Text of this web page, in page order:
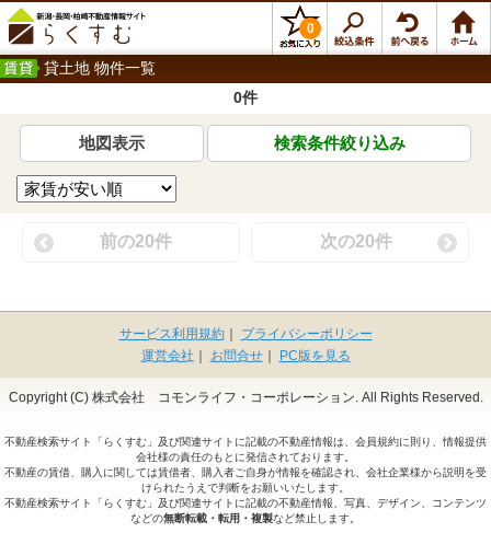
0
貸土地 物件一覧
0件
地図表示 検索条件絞り込み
前の20件 次の20件
サービス利用規約｜
プライバシーポリシー
運営会社 ｜ お問合せ｜ PC版を見る
Copyright (C) 株式会社 コモンライフ・コーポレーション. All Rights Reserved.
不動産検索サイト「らくすむ」及び関連サイトに記載の不動産情報は、会員規約に則り、情報提供
会社様の責任のもとに発信されております。
不動産の賃借、購入に関しては賃借者、購入者ご自身が情報を確認され、会社企業様から説明を受
けられたうえで判断をお願いいたします。
不動産検索サイト「らくすむ」及び関連サイトに記載の不動産情報、写真、デザイン、コンテンツ
などの無断転載・転用・複製など禁止します。